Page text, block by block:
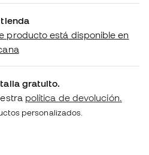
producto está disponible en
gratuito.
política de devolución.
personalizados.